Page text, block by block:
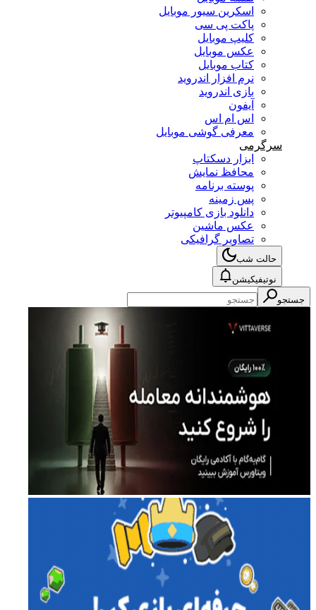
اسکرین سیور موبایل
پاکت پی سی
کلیپ موبایل
عکس موبایل
کتاب موبایل
نرم افزار اندروید
بازی اندروید
آیفون
اس ام اس
معرفی گوشی موبایل
سرگرمی
ابزار دسکتاپ
محافظ نمایش
پوسته برنامه
پس زمینه
دانلود بازی کامپیوتر
عکس ماشین
تصاویر گرافیکی
حالت شب
نوتیفیکیشن
جستجو